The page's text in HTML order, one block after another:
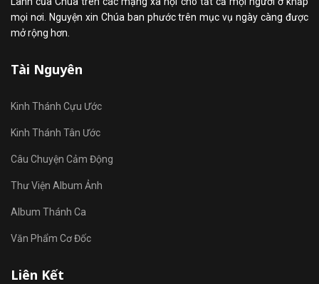
mọi nơi. Nguyện xin Chúa ban phước trên mục vụ ngày càng được
mở rộng hơn.
Tài Nguyên
Kinh Thánh Cựu Ước
Kinh Thánh Tân Ước
Câu Chuyện Cảm Động
Thư Viện Album Ảnh
Album Thánh Ca
Văn Phẩm Cơ Đốc
Liên Kết